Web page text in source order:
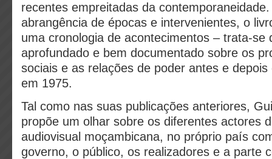
recentes empreitadas da
abrangência de épocas e intervenientes, o
uma cronologia de acontecimentos – trata-se
aprofundado e bem documentado sobre os
sociais e as relações de poder antes e depois
em 1975.
Tal como nas suas publicações anteriores,
propõe um olhar sobre os diferentes actores
audiovisual moçambicana, no próprio país
governo, o público, os realizadores e a parte